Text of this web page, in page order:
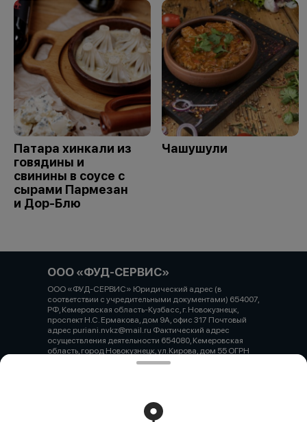
Патара хинкали из
говядины и
свинины в соусе с
сырами Пармезан
и Дор-Блю
Чашушули
ООО «ФУД-СЕРВИС»
ООО «ФУД-СЕРВИС» Юридический адрес (в
соответствии с учредительными документами) 654007,
РФ, Кемеровская область-Кузбасс, г. Новокузнецк,
проспект Н.С. Ермакова, дом 9А, офис 317 Почтовый
адрес puriani.nvkz@mail.ru Фактический адрес
осуществления деятельности 654080, Кемеровская
область, город Новокузнецк, ул.Кирова, дом 55 ОГРН
1234200003993 ИНН / КПП 4217207840 / 421745001
Кемеровское отделение №8615 ПАО Сбербанк
Работает на эффективном ядре